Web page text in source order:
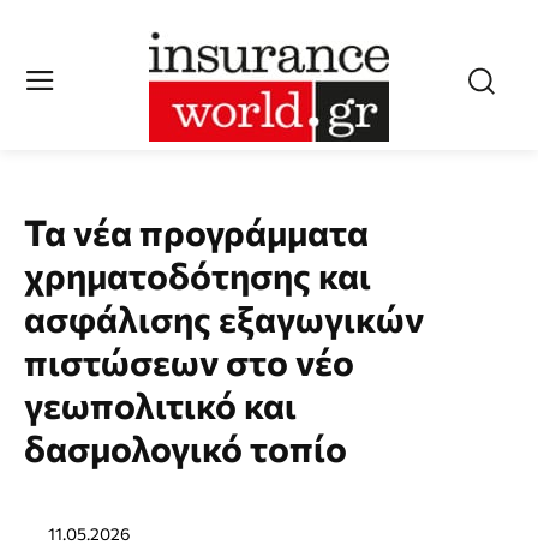
Τα νέα προγράμματα
χρηματοδότησης και
ασφάλισης εξαγωγικών
πιστώσεων στο νέο
γεωπολιτικό και
δασμολογικό τοπίο
11.05.2026